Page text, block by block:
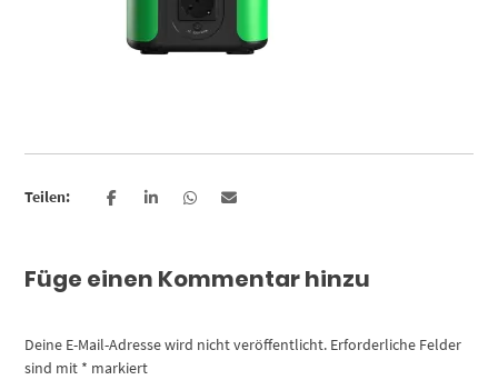
Teilen:
Füge einen Kommentar hinzu
Deine E-Mail-Adresse wird nicht veröffentlicht. Erforderliche Felder
sind mit * markiert